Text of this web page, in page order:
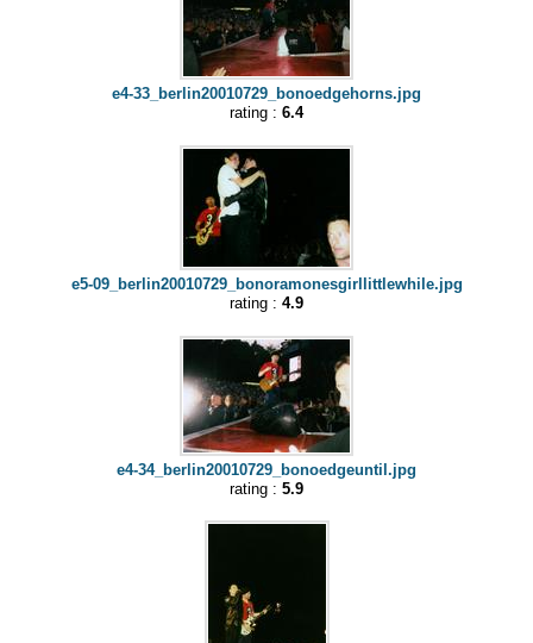
e4-33_berlin20010729_bonoedgehorns.jpg
rating : 6.4
e5-09_berlin20010729_bonoramonesgirllittlewhile.jpg
rating : 4.9
e4-34_berlin20010729_bonoedgeuntil.jpg
rating : 5.9